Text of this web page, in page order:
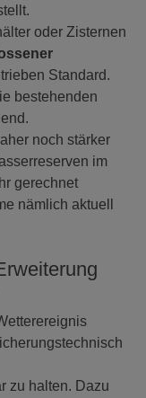
oder Zisternen
Standard.
bestehenden
noch stärker
im
gerechnet
nämlich aktuell
zu halten. Dazu